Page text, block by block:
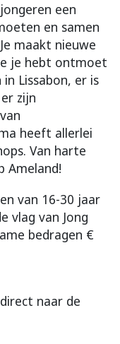
een
en samen
maakt nieuwe
je hebt ontmoet
Lissabon, er is
zijn
heeft allerlei
Van harte
Ameland!
van 16-30 jaar
vlag van Jong
bedragen €
naar de